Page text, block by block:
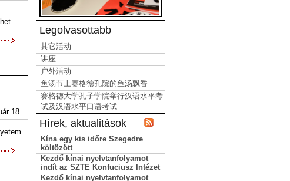
18.
Legolvasottabb
其它活动
讲座
户外活动
鱼汤节上赛格德孔院的鱼汤飘香
赛格德大学孔子学院举行汉语水平考
试及汉语水平口语考试
Hírek, aktualitások
Kína egy kis időre Szegedre
költözött
Kezdő kínai nyelvtanfolyamot
indít az SZTE Konfuciusz Intézet
Kezdő kínai nyelvtanfolyamot